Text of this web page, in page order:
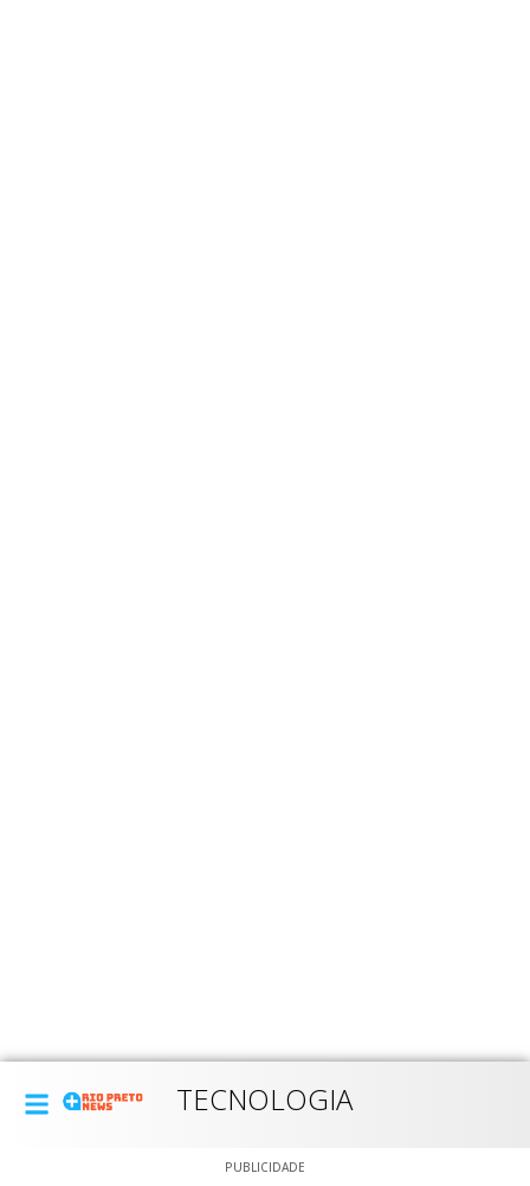
TECNOLOGIA
PUBLICIDADE